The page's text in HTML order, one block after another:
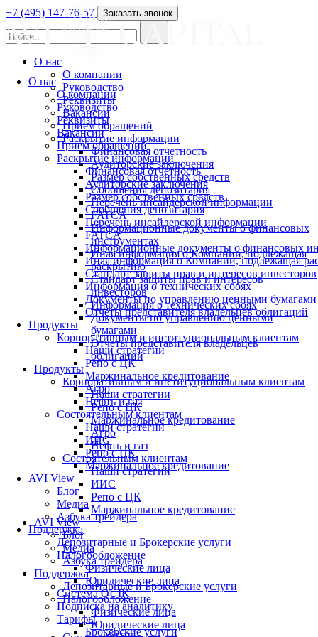
О нас
О компании
Руководство
Реквизиты
Вакансии
Прием обращений
Раскрытие информации
Финансовая отчетность
Аудиторские заключения
Размер собственных средств
Сообщения депозитария
Перечень инсайдерской информации
FATCA
Информационные документы о финансовых
Иная информация о Компании, подлежащая
Стандарт защиты прав и интересов инвесторов
Информация о технических сбоях
Документы по управлению ценными бумагами
Отчеты представителя владельцев облигаций
Продукты
Корпоративным и институциональным клиентам
Наши стратегии
Репо с ЦК
Маржинальное кредитование
Агро
Нефть и газ
Состоятельным клиентам
Наши стратегии
ИИС
Репо с ЦК
Маржинальное кредитование
AVI View
Блог
Медиа
Азбука трейдера
Поддержка
Депозитарные и Брокерские услуги
Налогообложение
Физические лица
Юридические лица
Система QUIK
Подписка на аналитику
Тарифы
Брокерские услуги
+7 (495) 147-76-57 Заказать звонок
О нас
О компании
Руководство
Реквизиты
Вакансии
Прием обращений
Раскрытие информации
Финансовая отчетность
Аудиторские заключения
Размер собственных средств
Сообщения депозитария
Перечень инсайдерской информации
FATCA
Информационные документы о финансовых
инструментах
Иная информация о Компании, подлежащая
раскрытию
Стандарт защиты прав и интересов
инвесторов
Информация о технических сбоях
Документы по управлению ценными
бумагами
Отчеты представителя владельцев
облигаций
Продукты
Корпоративным и институциональным клиентам
Наши стратегии
Репо с ЦК
Маржинальное кредитование
Агро
Нефть и газ
Состоятельным клиентам
Наши стратегии
ИИС
Репо с ЦК
Маржинальное кредитование
AVI View
Блог
Медиа
Азбука трейдера
Поддержка
Депозитарные и Брокерские услуги
Налогообложение
Физические лица
Юридические лица